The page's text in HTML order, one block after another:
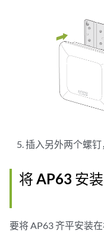
插入另外两个螺钉
将 AP63 安
要将 AP63 齐平安装在